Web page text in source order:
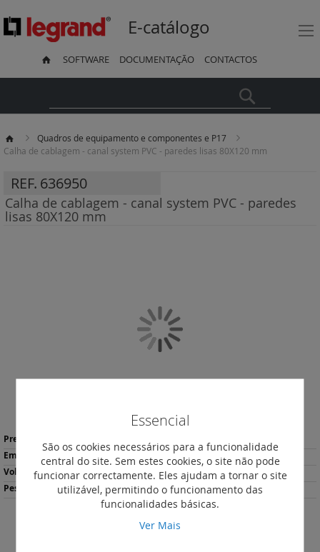
E-catálogo
SOFTWARE DOCUMENTAÇÃO CONTACTOS
Quadros de equipamento e componentes e P17
Calha de cablagem - canal system PVC - paredes lisas 80X120 mm
REF. 636950
Calha de cablagem - canal system PVC - paredes
lisas 80X120 mm
Mais
informação
16
N/D
N/D
o
início
da
Galeria
Essencial
São os cookies necessários para a funcionalidade
central do site. Sem estes cookies, o site não pode
funcionar correctamente. Eles ajudam a tornar o site
utilizável, permitindo o funcionamento das
funcionalidades básicas.
Ver Mais